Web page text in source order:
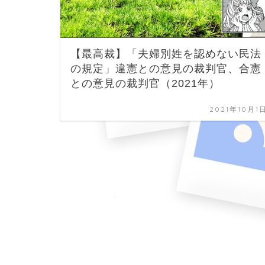
【最高裁】「夫婦別姓を認めない民法
の規定」違憲との意見の裁判官、合憲
との意見の裁判官（2021年）
2021年10月1